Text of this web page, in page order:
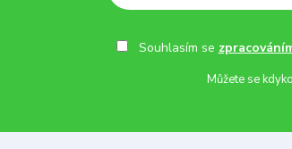
Souhlasím se
Můžete se